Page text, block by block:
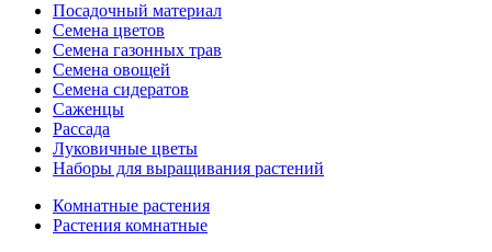
Посадочный материал
Семена цветов
Семена газонных трав
Семена овощей
Семена сидератов
Саженцы
Рассада
Луковичные цветы
Наборы для выращивания растений
Комнатные растения
Растения комнатные